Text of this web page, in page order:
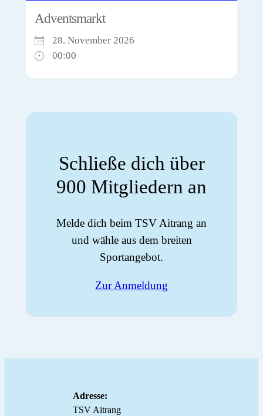
Adventsmarkt
28. November 2026
00:00
Schließe dich über
900 Mitgliedern an
Melde dich beim TSV Aitrang an
und wähle aus dem breiten
Sportangebot.
Zur Anmeldung
Adresse:
TSV Aitrang